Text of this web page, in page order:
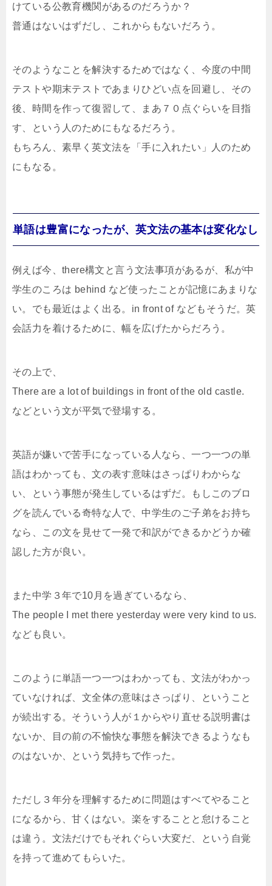
けている公教育機関があるのだろうか？
普通はないはずだし、これからもないだろう。
そのようなことを解決するためではなく、今度の中間
テストや期末テストであまりひどい点を回避し、その
後、時間を作って復習して、まあ７０点ぐらいを目指
す、という人のためにもなるだろう。
もちろん、素早く英文法を「手に入れたい」人のため
にもなる。
単語は豊富になったが、英文法の基本は変化なし
例えば今、there構文と言う文法事項があるが、私が中
学生のころは behind など使ったことが記憶にあまりな
い。でも最近はよく出る。in front of などもそうだ。英
会話力を着けるために、幅を広げたからだろう。
その上で、
There are a lot of buildings in front of the old castle.
などという文が平気で登場する。
英語が嫌いで苦手になっている人なら、一つ一つの単
語はわかっても、文の表す意味はさっぱりわからな
い、という事態が発生しているはずだ。もしこのブロ
グを読んでいる奇特な人で、中学生のご子弟をお持ち
なら、この文を見せて一発で和訳ができるかどうか確
認した方が良い。
また中学３年で10月を過ぎているなら、
The people I met there yesterday were very kind to us.
なども良い。
このように単語一つ一つはわかっても、文法がわかっ
ていなければ、文全体の意味はさっぱり、ということ
が続出する。そういう人が１からやり直せる説明書は
ないか、目の前の不愉快な事態を解決できるようなも
のはないか、という気持ちで作った。
ただし３年分を理解するために問題はすべてやること
になるから、甘くはない。楽をすることと怠けること
は違う。文法だけでもそれぐらい大変だ、という自覚
を持って進めてもらいた。